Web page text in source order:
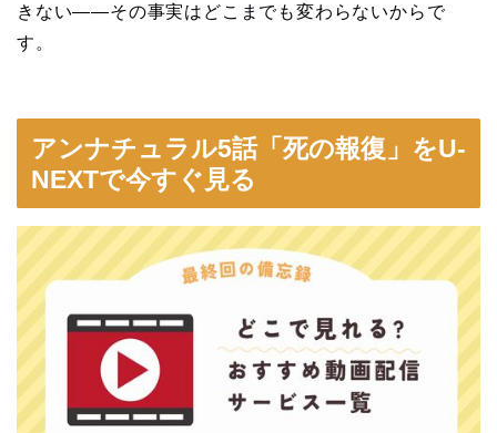
きない——その事実はどこまでも変わらないからで
す。
アンナチュラル5話「死の報復」をU-
NEXTで今すぐ見る